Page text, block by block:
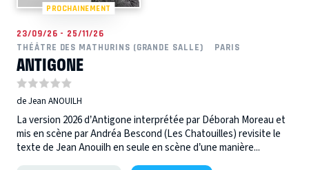
PROCHAINEMENT
23/09/26 - 25/11/26
THÉÂTRE DES MATHURINS (GRANDE SALLE)
PARIS
ANTIGONE
de Jean ANOUILH
La version 2026 d’Antigone interprétée par Déborah Moreau et
mis en scène par Andréa Bescond (Les Chatouilles) revisite le
texte de Jean Anouilh en seule en scène d’une manière...